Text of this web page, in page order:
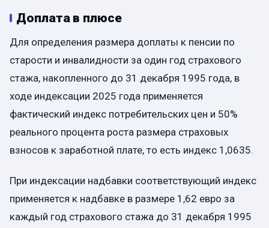
Доплата в плюсе
Для определения размера доплаты к пенсии по
старости и инвалидности за один год страхового
стажа, накопленного до 31 декабря 1995 года, в
ходе индексации 2025 года применяется
фактический индекс потребительских цен и 50%
реального процента роста размера страховых
взносов к заработной плате, то есть индекс 1,0635.
При индексации надбавки соответствующий индекс
применяется к надбавке в размере 1,62 евро за
каждый год страхового стажа до 31 декабря 1995